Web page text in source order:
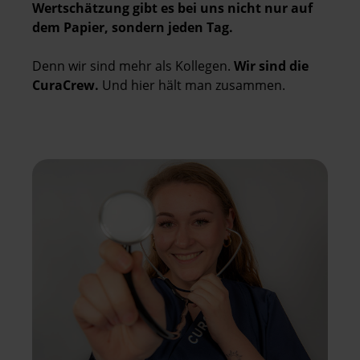
Wertschätzung gibt es bei uns nicht nur auf
dem Papier, sondern jeden Tag.
Denn wir sind mehr als Kollegen. Wir sind die
CuraCrew. Und hier hält man zusammen.